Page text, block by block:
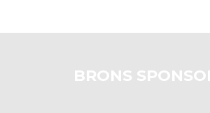
BRONS